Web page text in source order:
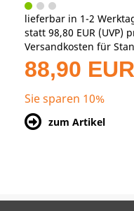
lieferbar in 1-2
statt 98,80 EUR (UVP)
Versandkosten für
88,90 EUR
Sie sparen 10%
zum Artikel